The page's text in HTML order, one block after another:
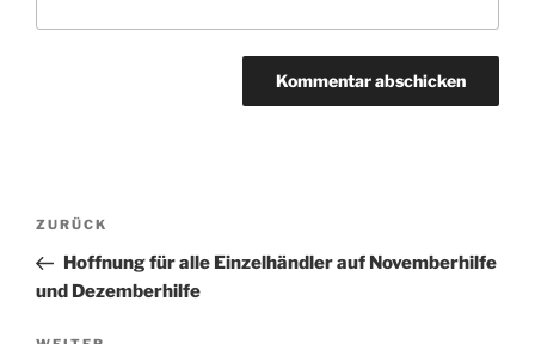
Beitragsnavigation
Vorheriger
Beitrag
ZURÜCK
Hoffnung für alle Einzelhändler auf Novemberhilfe
und Dezemberhilfe